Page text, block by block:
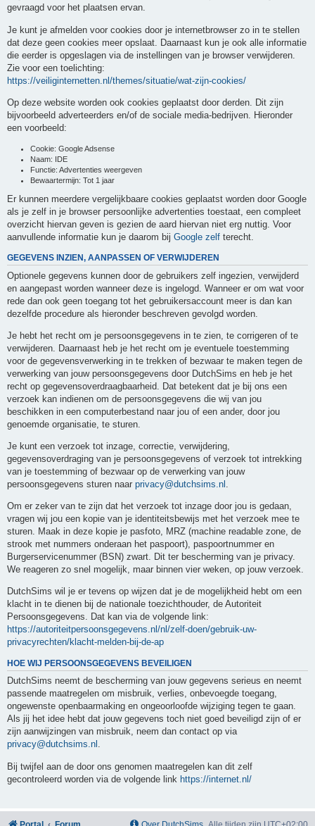
gevraagd voor het plaatsen ervan.
Je kunt je afmelden voor cookies door je internetbrowser zo in te stellen
dat deze geen cookies meer opslaat. Daarnaast kun je ook alle informatie
die eerder is opgeslagen via de instellingen van je browser verwijderen.
Zie voor een toelichting:
https://veiliginternetten.nl/themes/situatie/wat-zijn-cookies/
Op deze website worden ook cookies geplaatst door derden. Dit zijn
bijvoorbeeld adverteerders en/of de sociale media-bedrijven. Hieronder
een voorbeeld:
Cookie: Google Adsense
Naam: IDE
Functie: Advertenties weergeven
Bewaartermijn: Tot 1 jaar
Er kunnen meerdere vergelijkbaare cookies geplaatst worden door Google
als je zelf in je browser persoonlijke advertenties toestaat, een compleet
overzicht hiervan geven is gezien de aard hiervan niet erg nuttig. Voor
aanvullende informatie kun je daarom bij Google zelf terecht.
GEGEVENS INZIEN, AANPASSEN OF VERWIJDEREN
Optionele gegevens kunnen door de gebruikers zelf ingezien, verwijderd
en aangepast worden wanneer deze is ingelogd. Wanneer er om wat voor
rede dan ook geen toegang tot het gebruikersaccount meer is dan kan
dezelfde procedure als hieronder beschreven gevolgd worden.
Je hebt het recht om je persoonsgegevens in te zien, te corrigeren of te
verwijderen. Daarnaast heb je het recht om je eventuele toestemming
voor de gegevensverwerking in te trekken of bezwaar te maken tegen de
verwerking van jouw persoonsgegevens door DutchSims en heb je het
recht op gegevensoverdraagbaarheid. Dat betekent dat je bij ons een
verzoek kan indienen om de persoonsgegevens die wij van jou
beschikken in een computerbestand naar jou of een ander, door jou
genoemde organisatie, te sturen.
Je kunt een verzoek tot inzage, correctie, verwijdering,
gegevensoverdraging van je persoonsgegevens of verzoek tot intrekking
van je toestemming of bezwaar op de verwerking van jouw
persoonsgegevens sturen naar privacy@dutchsims.nl .
Om er zeker van te zijn dat het verzoek tot inzage door jou is gedaan,
vragen wij jou een kopie van je identiteitsbewijs met het verzoek mee te
sturen. Maak in deze kopie je pasfoto, MRZ (machine readable zone, de
strook met nummers onderaan het paspoort), paspoortnummer en
Burgerservicenummer (BSN) zwart. Dit ter bescherming van je privacy.
We reageren zo snel mogelijk, maar binnen vier weken, op jouw verzoek.
DutchSims wil je er tevens op wijzen dat je de mogelijkheid hebt om een
klacht in te dienen bij de nationale toezichthouder, de Autoriteit
Persoonsgegevens. Dat kan via de volgende link:
https://autoriteitpersoonsgegevens.nl/nl/zelf-doen/gebruik-uw-
privacyrechten/klacht-melden-bij-de-ap
HOE WIJ PERSOONSGEGEVENS BEVEILIGEN
DutchSims neemt de bescherming van jouw gegevens serieus en neemt
passende maatregelen om misbruik, verlies, onbevoegde toegang,
ongewenste openbaarmaking en ongeoorloofde wijziging tegen te gaan.
Als jij het idee hebt dat jouw gegevens toch niet goed beveiligd zijn of er
zijn aanwijzingen van misbruik, neem dan contact op via
privacy@dutchsims.nl .
Bij twijfel aan de door ons genomen maatregelen kan dit zelf
gecontroleerd worden via de volgende link https://internet.nl/